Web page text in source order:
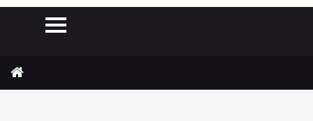
В Украине вырос уровень инфляции